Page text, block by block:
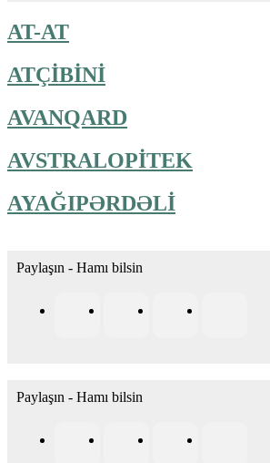
AT-AT
ATÇİBİNİ
AVANQARD
AVSTRALOPİTEK
AYAĞIPƏRDƏLİ
Paylaşın - Hamı bilsin
Paylaşın - Hamı bilsin